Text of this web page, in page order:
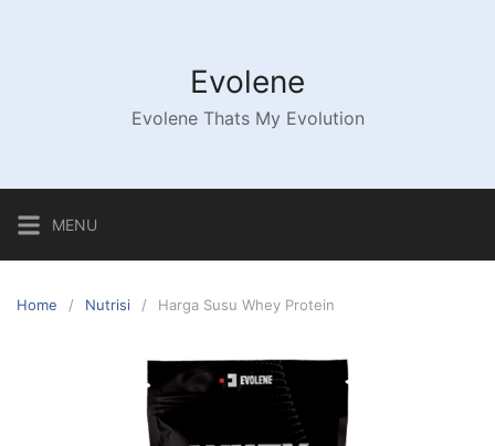
Evolene
Evolene Thats My Evolution
MENU
Home Nutrisi Harga Susu Whey Protein